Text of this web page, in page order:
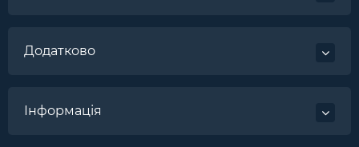
Додатково
Інформація